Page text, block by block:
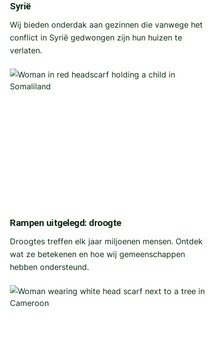
Syrië
Wij bieden onderdak aan gezinnen die vanwege het
conflict in Syrië gedwongen zijn hun huizen te
verlaten.
Rampen uitgelegd: droogte
Droogtes treffen elk jaar miljoenen mensen. Ontdek
wat ze betekenen en hoe wij gemeenschappen
hebben ondersteund.